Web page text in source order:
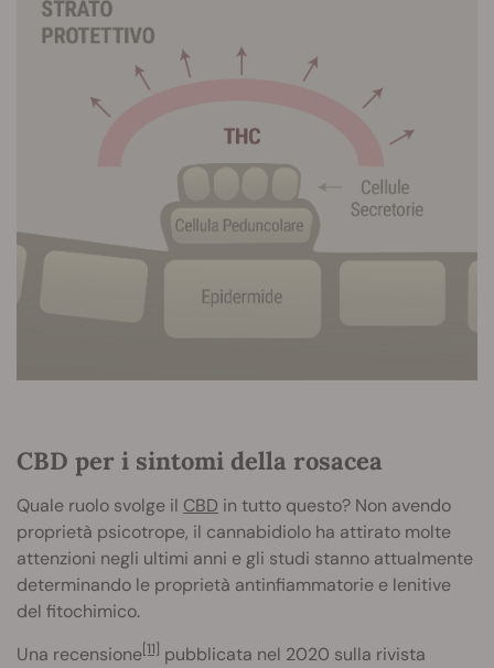
CBD per i sintomi della rosacea
Quale ruolo svolge il CBD in tutto questo? Non avendo
proprietà psicotrope, il cannabidiolo ha attirato molte
attenzioni negli ultimi anni e gli studi stanno attualmente
determinando le proprietà antinfiammatorie e lenitive
del fitochimico.
Una recensione[11] pubblicata nel 2020 sulla rivista